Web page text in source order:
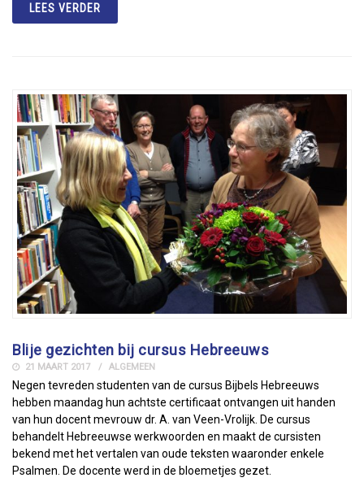
LEES VERDER
Blije gezichten bij cursus Hebreeuws
21 MAART 2017 ALGEMEEN
Negen tevreden studenten van de cursus Bijbels Hebreeuws
hebben maandag hun achtste certificaat ontvangen uit handen
van hun docent mevrouw dr. A. van Veen-Vrolijk. De cursus
behandelt Hebreeuwse werkwoorden en maakt de cursisten
bekend met het vertalen van oude teksten waaronder enkele
Psalmen. De docente werd in de bloemetjes gezet.